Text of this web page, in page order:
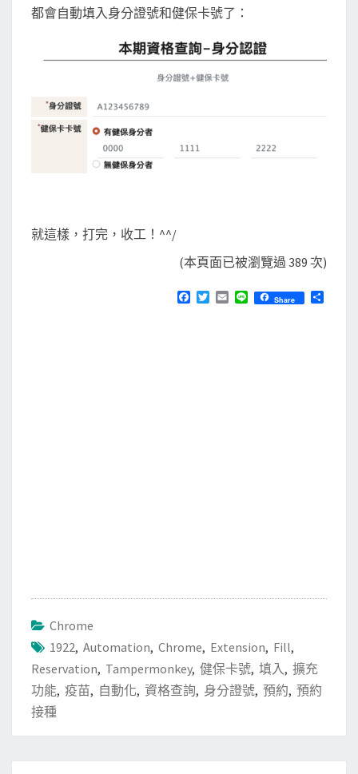
都會自動填入身分證號和健保卡號了：
就這樣，打完，收工！^^/
(本頁面已被瀏覽過 389 次)
E
Share
Chrome
1922, Automation, Chrome, Extension, Fill,
Reservation, Tampermonkey, 健保卡號, 填入, 擴充
功能, 疫苗, 自動化, 資格查詢, 身分證號, 預約, 預約
接種